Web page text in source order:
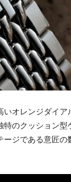
オレンジダイ
のクッション
ジである意匠